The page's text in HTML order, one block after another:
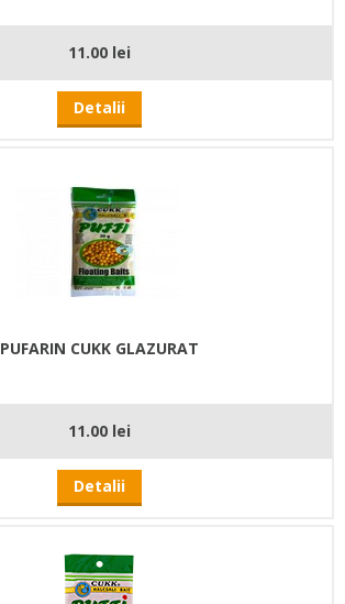
11.00 lei
Detalii
PUFARIN CUKK GLAZURAT
11.00 lei
Detalii